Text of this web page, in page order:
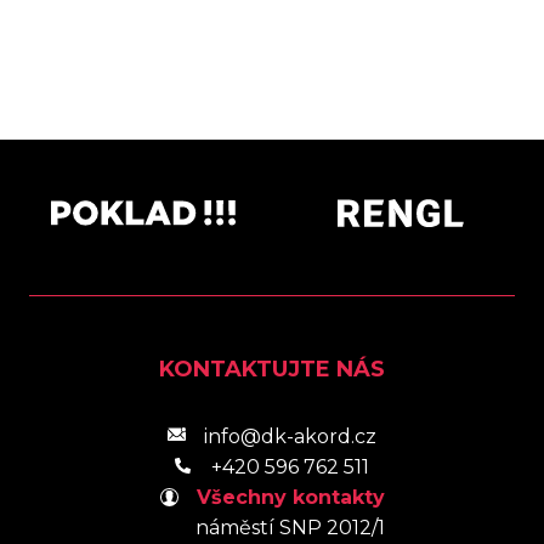
KONTAKTUJTE NÁS
info@dk-akord.cz
+420 596 762 511
Všechny kontakty
náměstí SNP 2012/1